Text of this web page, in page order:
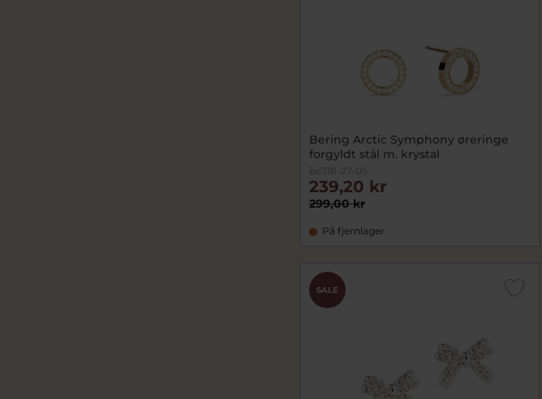
Bering Arctic Symphony øreringe
forgyldt stål m. krystal
be718-27-05
299,00 kr
239,20 kr
På fjernlager
SALE